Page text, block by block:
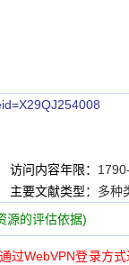
访问内容年限：
主要文献类型： 多种
源的评估依据)
过WebVPN登录方